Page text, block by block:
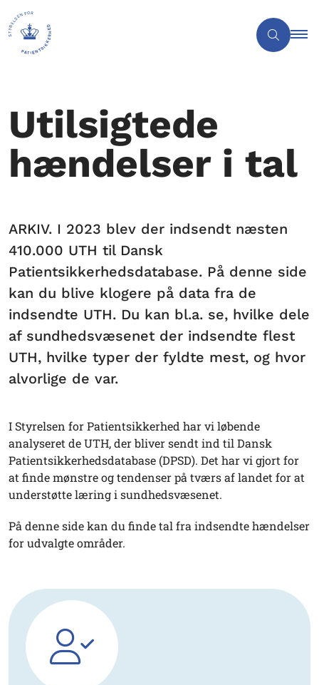
Utilsigtede
hændelser i tal
ARKIV. I 2023 blev der indsendt næsten
410.000 UTH til Dansk
Patientsikkerhedsdatabase. På denne side
kan du blive klogere på data fra de
indsendte UTH. Du kan bl.a. se, hvilke dele
af sundhedsvæsenet der indsendte flest
UTH, hvilke typer der fyldte mest, og hvor
alvorlige de var.
I Styrelsen for Patientsikkerhed har vi løbende
analyseret de UTH, der bliver sendt ind til Dansk
Patientsikkerhedsdatabase (DPSD). Det har vi gjort for
at finde mønstre og tendenser på tværs af landet for at
understøtte læring i sundhedsvæsenet.
På denne side kan du finde tal fra indsendte hændelser
for udvalgte områder.